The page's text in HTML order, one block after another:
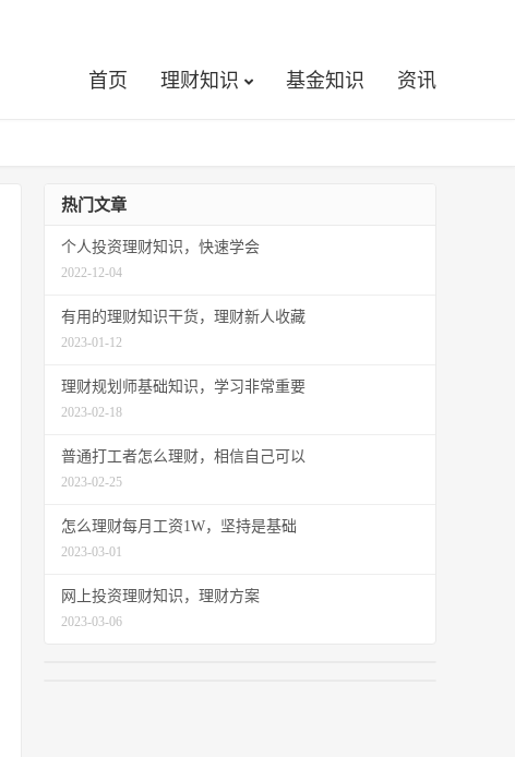
首页 理财知识 基金知识 资讯
热门文章
个人投资理财知识，快速学会
2022-12-04
有用的理财知识干货，理财新人收藏
2023-01-12
理财规划师基础知识，学习非常重要
2023-02-18
普通打工者怎么理财，相信自己可以
2023-02-25
怎么理财每月工资1W，坚持是基础
2023-03-01
网上投资理财知识，理财方案
2023-03-06